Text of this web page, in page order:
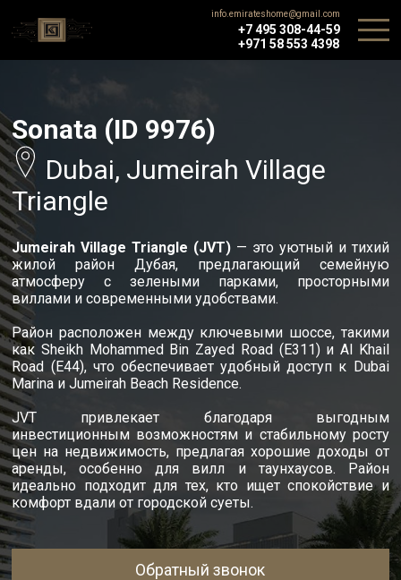
info.emirateshome@gmail.com
+7 495 308-44-59
+971 58 553 4398
Sonata (ID 9976)
Dubai, Jumeirah Village
Triangle
Jumeirah Village Triangle (JVT) — это уютный и тихий
жилой район Дубая, предлагающий семейную
атмосферу с зелеными парками, просторными
виллами и современными удобствами.
Район расположен между ключевыми шоссе, такими
как Sheikh Mohammed Bin Zayed Road (E311) и Al Khail
Road (E44), что обеспечивает удобный доступ к Dubai
Marina и Jumeirah Beach Residence.
JVT привлекает благодаря выгодным
инвестиционным возможностям и стабильному росту
цен на недвижимость, предлагая хорошие доходы от
аренды, особенно для вилл и таунхаусов. Район
идеально подходит для тех, кто ищет спокойствие и
комфорт вдали от городской суеты​.
Обратный звонок